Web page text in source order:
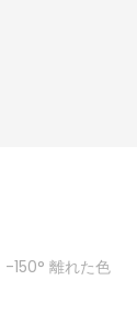
-150° 離れた色